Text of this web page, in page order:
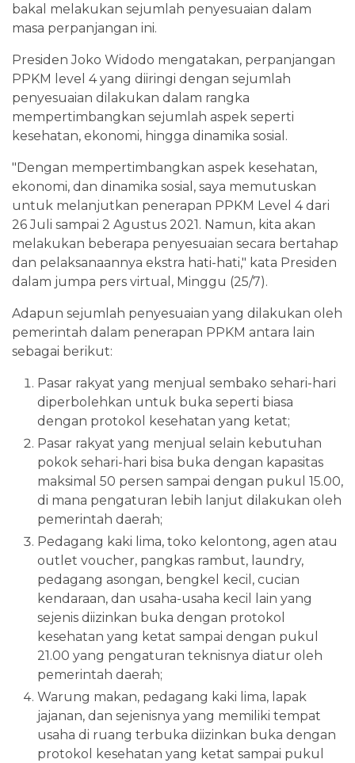
bakal melakukan sejumlah penyesuaian dalam
masa perpanjangan ini.
Presiden Joko Widodo mengatakan, perpanjangan
PPKM level 4 yang diiringi dengan sejumlah
penyesuaian dilakukan dalam rangka
mempertimbangkan sejumlah aspek seperti
kesehatan, ekonomi, hingga dinamika sosial.
"Dengan mempertimbangkan aspek kesehatan,
ekonomi, dan dinamika sosial, saya memutuskan
untuk melanjutkan penerapan PPKM Level 4 dari
26 Juli sampai 2 Agustus 2021. Namun, kita akan
melakukan beberapa penyesuaian secara bertahap
dan pelaksanaannya ekstra hati-hati," kata Presiden
dalam jumpa pers virtual, Minggu (25/7).
Adapun sejumlah penyesuaian yang dilakukan oleh
pemerintah dalam penerapan PPKM antara lain
sebagai berikut:
Pasar rakyat yang menjual sembako sehari-hari
diperbolehkan untuk buka seperti biasa
dengan protokol kesehatan yang ketat;
Pasar rakyat yang menjual selain kebutuhan
pokok sehari-hari bisa buka dengan kapasitas
maksimal 50 persen sampai dengan pukul 15.00,
di mana pengaturan lebih lanjut dilakukan oleh
pemerintah daerah;
Pedagang kaki lima, toko kelontong, agen atau
outlet voucher, pangkas rambut, laundry,
pedagang asongan, bengkel kecil, cucian
kendaraan, dan usaha-usaha kecil lain yang
sejenis diizinkan buka dengan protokol
kesehatan yang ketat sampai dengan pukul
21.00 yang pengaturan teknisnya diatur oleh
pemerintah daerah;
Warung makan, pedagang kaki lima, lapak
jajanan, dan sejenisnya yang memiliki tempat
usaha di ruang terbuka diizinkan buka dengan
protokol kesehatan yang ketat sampai pukul